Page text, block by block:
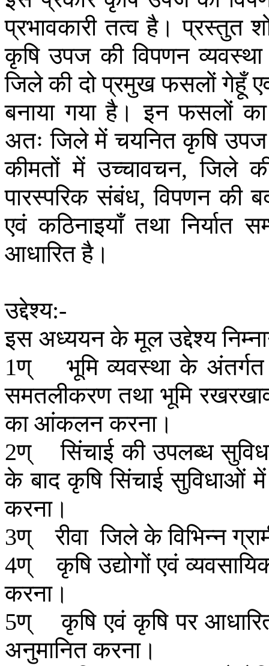
प्रभावकारी तत्व है। प्रस्तुत
कृषि उपज की विपणन व्यवस्था
जिले की दो प्रमुख फसलों गेहूँ
बनाया गया है। इन फसलों का
अतः जिले में चयनित कृषि उपज
कीमतों में उच्चावचन,जिले
पारस्परिक संबंध,विपणन की
एवं कठिनाइयाँ तथा निर्यात
आधारित है।
उद्देश्य:-
इस अध्ययन के मूल उद्देश्य
1ण् भूमि व्यवस्था के अंतर्गत
समतलीकरण तथा भूमि
का आंकलन करना।
2ण् सिंचाई की उपलब्ध
के बाद कृषि सिंचाई सुविधाओं में
करना।
3ण् रीवा जिले के विभिन्न
4ण् कृषि उद्योगों एवं
करना।
5ण् कृषि एवं कृषि पर
अनुमानित करना।